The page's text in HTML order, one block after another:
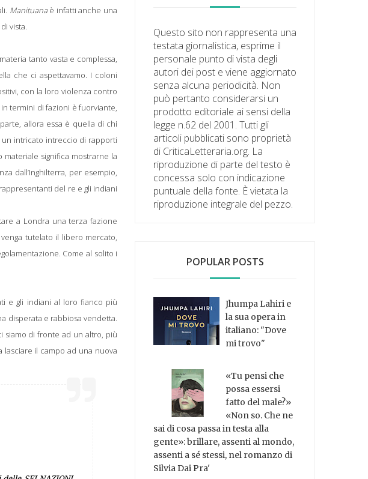
Manituana è infatti anche una
vista.
tanto vasta e complessa,
che ci aspettavamo. I coloni
con la loro violenza contro
termini di fazioni è fuorviante,
allora essa è quella di chi
intricato intreccio di rapporti
significa mostrarne la
dall’Inghilterra, per esempio,
del re e gli indiani
a Londra una terza fazione
tutelato il libero mercato,
Come al solito i
e gli indiani al loro fianco più
disperata e rabbiosa vendetta.
siamo di fronte ad un altro, più
il campo ad una nuova
Questo sito non rappresenta una
testata giornalistica, esprime il
personale punto di vista degli
autori dei post e viene aggiornato
senza alcuna periodicità. Non
può pertanto considerarsi un
prodotto editoriale ai sensi della
legge n.62 del 2001. Tutti gli
articoli pubblicati sono proprietà
di CriticaLetteraria.org. La
riproduzione di parte del testo è
concessa solo con indicazione
puntuale della fonte. È vietata la
riproduzione integrale del pezzo.
POPULAR POSTS
Jhumpa Lahiri e
la sua opera in
italiano: "Dove
mi trovo"
«Tu pensi che
possa essersi
fatto del male?»
«Non so. Che ne
sai di cosa passa in testa alla
gente»: brillare, assenti al mondo,
assenti a sé stessi, nel romanzo di
Silvia Dai Pra'